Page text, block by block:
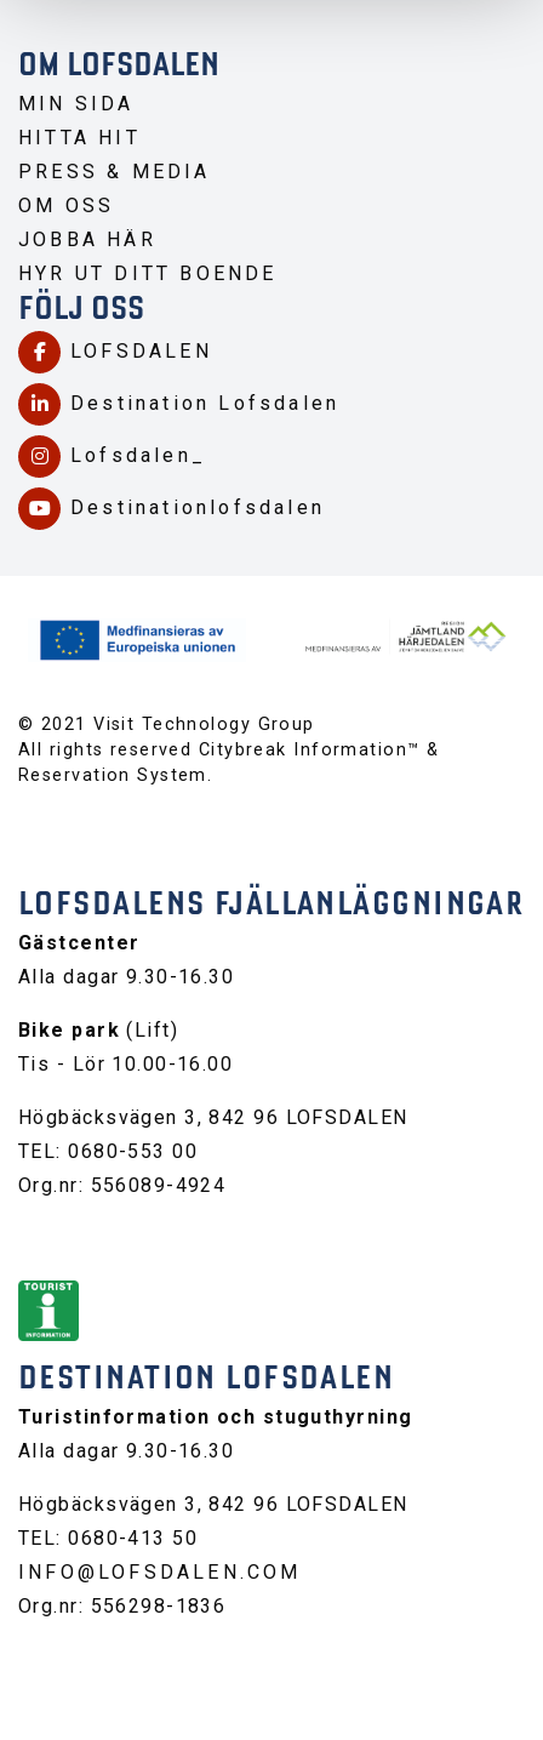
OM LOFSDALEN
MIN SIDA
HITTA HIT
PRESS & MEDIA
OM OSS
JOBBA HÄR
HYR UT DITT BOENDE
FÖLJ OSS
LOFSDALEN
Destination Lofsdalen
Lofsdalen_
Destinationlofsdalen
© 2021 Visit Technology Group
All rights reserved Citybreak Information™ &
Reservation System.
DESTINATION LOFSDALEN
Turistinformation och stuguthyrning
Alla dagar 9.30-16.30
Högbäcksvägen 3, 842 96 LOFSDALEN
TEL: 0680-413 50
INFO@LOFSDALEN.COM
Org.nr: 556298-1836
LOFSDALENS FJÄLLANLÄGGNINGAR
Gästcenter
Alla dagar 9.30-16.30
Bike park (Lift)
Tis - Lör 10.00-16.00
Högbäcksvägen 3, 842 96 LOFSDALEN
TEL: 0680-553 00
Org.nr: 556089-4924